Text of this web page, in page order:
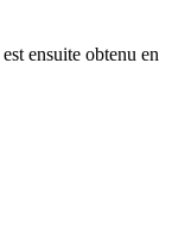
ensuite obtenu en